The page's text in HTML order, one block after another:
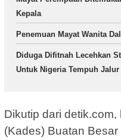
Kepala
Penemuan Mayat Wanita
Diduga Difitnah Lecehkan
Untuk Nigeria Tempuh Jalur
Dikutip dari
(Kades) Buatan